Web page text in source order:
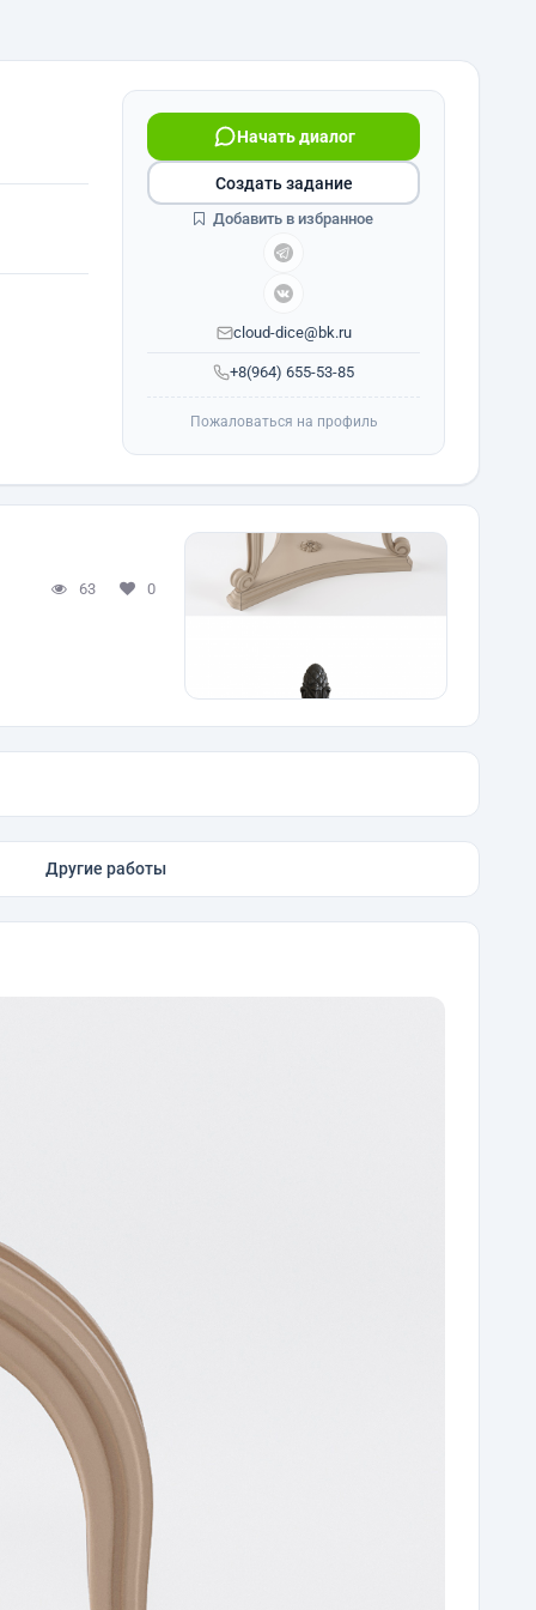
+8(964) 655-53-85
Начать диалог
cloud-dice@bk.ru
Создать задание
Добавить в избранное
Пожаловаться на профиль
63 0
Другие работы